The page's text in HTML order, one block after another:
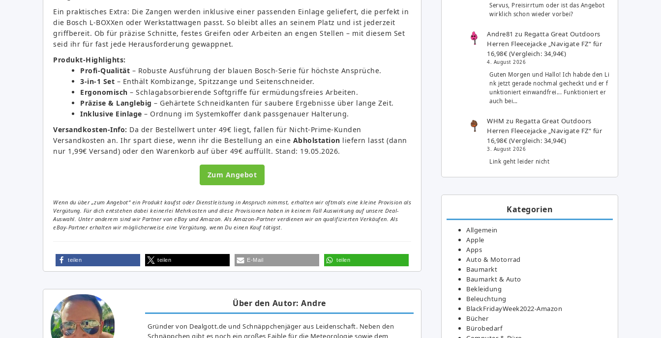
Ein praktisches Extra: Die Zangen werden inklusive einer passenden Einlage geliefert, die perfekt in
die Bosch L-BOXXen oder Werkstattwagen passt. So bleibt alles an seinem Platz und ist jederzeit
griffbereit. Ob für präzise Schnitte, festes Greifen oder Arbeiten an engen Stellen – mit diesem Set
seid ihr für fast jede Herausforderung gewappnet.
Produkt-Highlights:
Profi-Qualität – Robuste Ausführung der blauen Bosch-Serie für höchste Ansprüche.
3-in-1 Set – Enthält Kombizange, Spitzzange und Seitenschneider.
Ergonomisch – Schlagabsorbierende Softgriffe für ermüdungsfreies Arbeiten.
Präzise & Langlebig – Gehärtete Schneidkanten für saubere Ergebnisse über lange Zeit.
Inklusive Einlage – Ordnung im Systemkoffer dank passgenauer Halterung.
Versandkosten-Info: Da der Bestellwert unter 49€ liegt, fallen für Nicht-Prime-Kunden
Versandkosten an. Ihr spart diese, wenn ihr die Bestellung an eine Abholstation liefern lasst (dann
nur 1,99€ Versand) oder den Warenkorb auf über 49€ auffüllt. Stand: 19.05.2026.
Zum Angebot
Wenn du über „zum Angebot“ ein Produkt kaufst oder Dienstleistung in Anspruch nimmst, erhalten wir oftmals eine kleine Provision als
Vergütung. Für dich entstehen dabei keinerlei Mehrkosten und diese Provisionen haben in keinem Fall Auswirkung auf unsere Deal-
Auswahl. Unter anderem sind wir Partner von eBay und Amazon. Als Amazon-Partner verdienen wir an qualifizierten Verkäufen. Als
eBay-Partner erhalten wir möglicherweise eine Vergütung, wenn Du einen Kauf tätigst.
teilen teilen E-Mail teilen
Über den Autor: Andre
Gründer von Dealgott.de und Schnäppchenjäger aus Leidenschaft. Neben den
Schnäppchen gibt es noch ein großes Fai­ble für die Meteorologie sowie dem
Servus, Preisirrtum oder ist das Angebot
wirklich schon wieder vorbei?
Andre81 zu Regatta Great Outdoors
Herren Fleecejacke „Navigate FZ“ für
16,98€ (Vergleich: 34,94€)
4. August 2026
Guten Morgen und Hallo! Ich habde den Li
nk jetzt gerade nochmal gecheckt und er f
unktioniert einwandfrei... Funktioniert er
auch bei…
WHM zu Regatta Great Outdoors
Herren Fleecejacke „Navigate FZ“ für
16,98€ (Vergleich: 34,94€)
3. August 2026
Link geht leider nicht
Kategorien
Allgemein
Apple
Apps
Auto & Motorrad
Baumarkt
Baumarkt & Auto
Bekleidung
Beleuchtung
BlackFridayWeek2022-Amazon
Bücher
Bürobedarf